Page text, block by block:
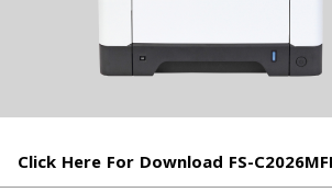
Click Here For Download FS-